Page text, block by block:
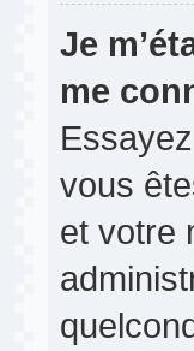
Je
me
vous
et votre